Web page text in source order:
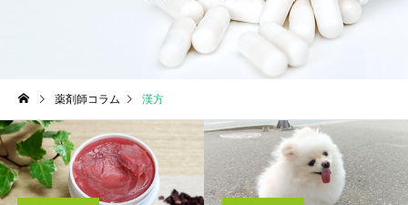
かかりつけ薬局・薬剤
一般用医薬品の販売
医療材料・衛
供給
深掘り漢方！「桂枝湯」
漢方薬のこと
桜の季節ですね🌸
薬剤師コラム 漢方